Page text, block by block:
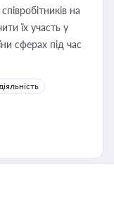
на
їх участь у
сферах під час